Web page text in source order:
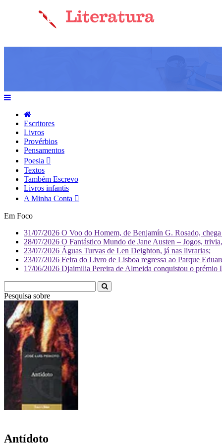
Escritores
Livros
Provérbios
Pensamentos
Poesia
Textos
Também Escrevo
Livros infantis
A Minha Conta
Em Foco
31/07/2026 O Voo do Homem, de Benjamín G. Rosado,
28/07/2026 O Fantástico Mundo de Jane Austen – Jogos,
23/07/2026 Águas Turvas de Len Deighton, já nas livrarias;
23/07/2026 Feira do Livro de Lisboa regressa ao Parque
17/06/2026 Djaimilia Pereira de Almeida conquistou o
Pesquisa sobre
Antídoto